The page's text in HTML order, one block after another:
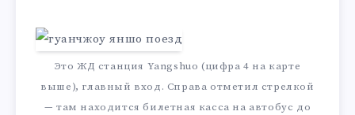
Это ЖД станция Yangshuo (цифра 4 на карте
выше), главный вход. Справа отметил стрелкой
— там находится билетная касса на автобус до